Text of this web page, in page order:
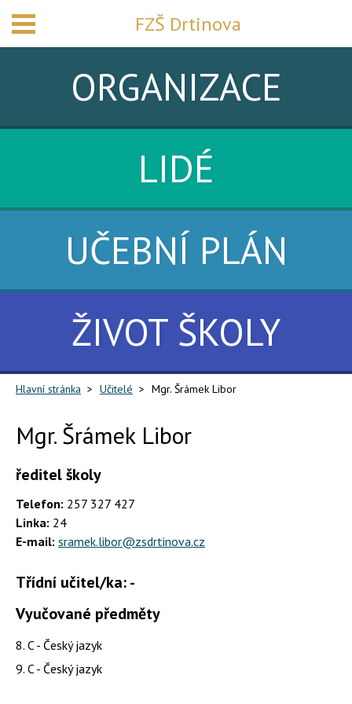
FZŠ Drtinova
ORGANIZACE
LIDÉ
UČEBNÍ PLÁN
ŽIVOT ŠKOLY
Hlavní stránka Učitelé Mgr. Šrámek Libor
Mgr. Šrámek Libor
ředitel školy
Telefon: 257 327 427
Linka: 24
E-mail: sramek.libor@zsdrtinova.cz
Třídní učitel/ka: -
Vyučované předměty
8. C - Český jazyk
9. C - Český jazyk